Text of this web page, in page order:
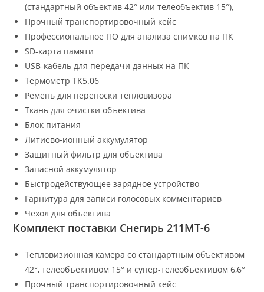
(стандартный объектив 42° или телеобъектив 15°),
Прочный транспортировочный кейс
Профессиональное ПО для анализа снимков на ПК
SD-карта памяти
USB-кабель для передачи данных на ПК
Термометр ТК5.06
Ремень для переноски тепловизора
Ткань для очистки объектива
Блок питания
Литиево-ионный аккумулятор
Защитный фильтр для объектива
Запасной аккумулятор
Быстродействующее зарядное устройство
Гарнитура для записи голосовых комментариев
Чехол для объектива
Комплект поставки Снегирь 211МТ-6
Тепловизионная камера со стандартным объективом
42°, телеобъективом 15° и супер-телеобъективом 6,6°
Прочный транспортировочный кейс